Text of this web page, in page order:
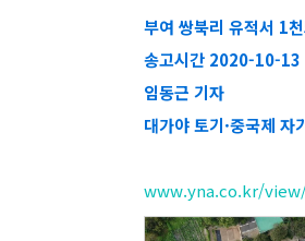
부여 쌍북리 유적서 1
송고시간 2020-10-
임동근 기자
대가야 토기·중국제 자
www.yna.co.kr/